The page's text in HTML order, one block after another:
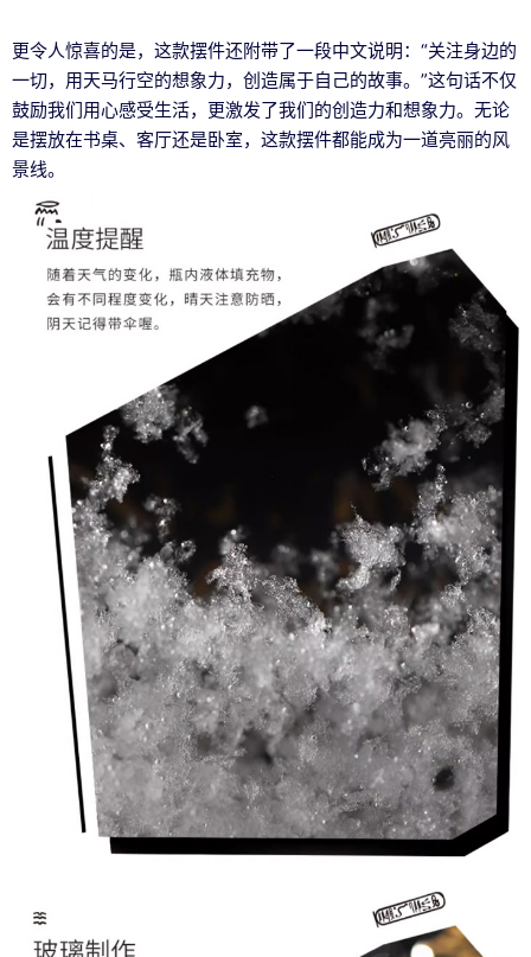
更令人惊喜的是，这款摆件还附带了一段中文说明：“关注身边的
一切，用天马行空的想象力，创造属于自己的故事。”这句话不仅
鼓励我们用心感受生活，更激发了我们的创造力和想象力。无论
是摆放在书桌、客厅还是卧室，这款摆件都能成为一道亮丽的风
景线。